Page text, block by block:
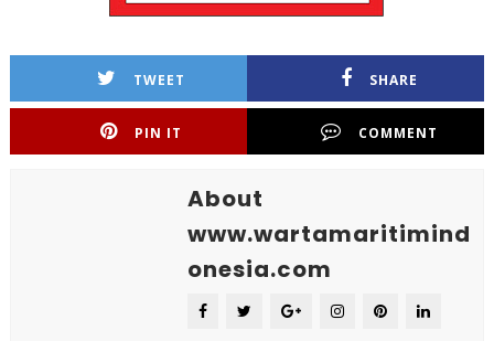
TWEET SHARE
PIN IT COMMENT
About
www.wartamaritimind
onesia.com